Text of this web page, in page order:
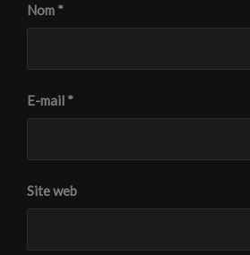
Nom *
E-mail *
Site web